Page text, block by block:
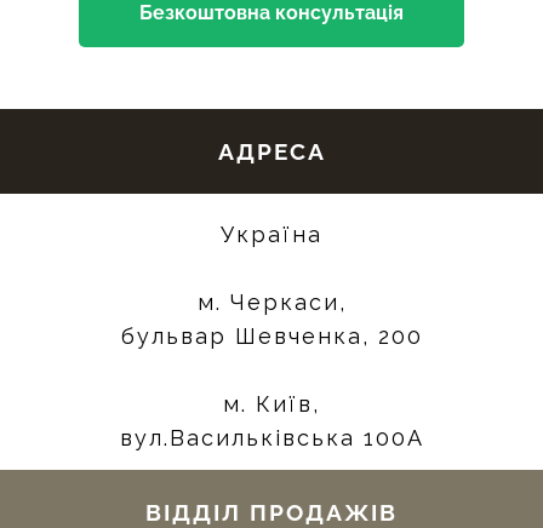
Безкоштовна консультація
АДРЕСА
Україна
м. Черкаси,
бульвар Шевченка, 200
м. Київ,
вул.Васильківська 100А
ВІДДІЛ ПРОДАЖІВ